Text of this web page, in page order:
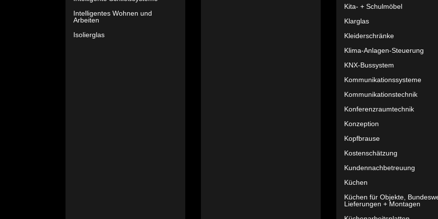
Intelligentes Wohnen und
Arbeiten
Isolierglas
Kita- + Schulmöbel
Klarglas
Kleiderschränke
Klima-Anlagen-Steuerung
KNX-Bussystem
Kommunikationssysteme
Kommunikationstechnik
Konferenzraumtechnik
Konzeption
Kopfbrause
Kostenschätzung
Kundennachbetreuung
Küchen
Küchen für Objekte,
Lieferungen + Montagen